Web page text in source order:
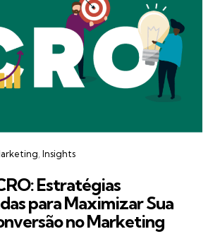
Insights
Estratégias
para Maximizar Sua
no Marketing